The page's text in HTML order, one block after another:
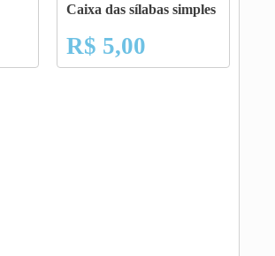
Caixa das sílabas simples
R$ 5,00